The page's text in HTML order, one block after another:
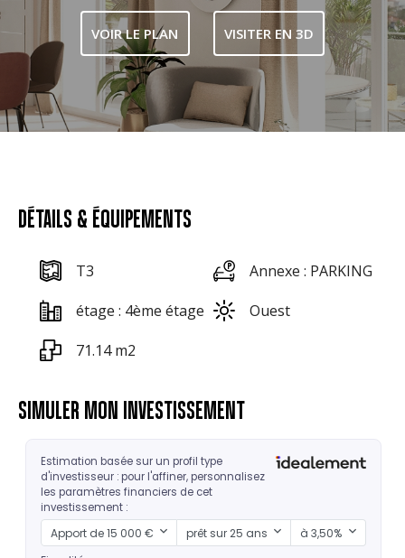
VOIR LE PLAN VISITER EN 3D
DÉTAILS & ÉQUIPEMENTS
T3
Annexe : PARKING
étage : 4ème étage
Ouest
71.14 m2
SIMULER MON INVESTISSEMENT